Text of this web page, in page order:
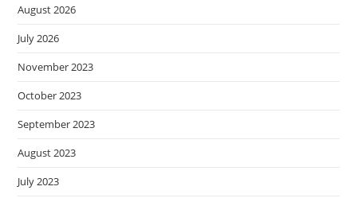
August 2026
July 2026
November 2023
October 2023
September 2023
August 2023
July 2023